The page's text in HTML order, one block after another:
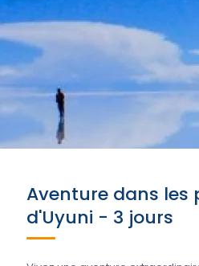
Aventure dans les
d'Uyuni - 3 jours